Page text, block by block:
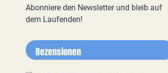
Abonniere den Newsletter und bleib auf
dem Laufenden!
Rezensionen